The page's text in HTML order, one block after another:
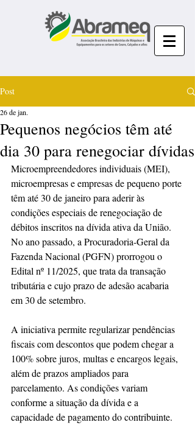
Post
Pequenos negócios têm até
dia 30 para renegociar dívidas
26 de jan.
Microempreendedores individuais (MEI),
microempresas e empresas de pequeno porte
têm até 30 de janeiro para aderir às
condições especiais de renegociação de
débitos inscritos na dívida ativa da União.
No ano passado, a Procuradoria-Geral da
Fazenda Nacional (PGFN) prorrogou o
Edital nº 11/2025, que trata da transação
tributária e cujo prazo de adesão acabaria
em 30 de setembro.
A iniciativa permite regularizar pendências
fiscais com descontos que podem chegar a
100% sobre juros, multas e encargos legais,
além de prazos ampliados para
parcelamento. As condições variam
conforme a situação da dívida e a
capacidade de pagamento do contribuinte.